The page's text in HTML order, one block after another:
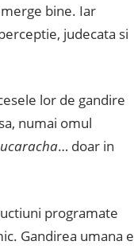
bine. Iar
judecata si
lor de gandire
numai omul
… doar in
programate
Gandirea umana e